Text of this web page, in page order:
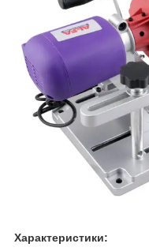
Характеристики: